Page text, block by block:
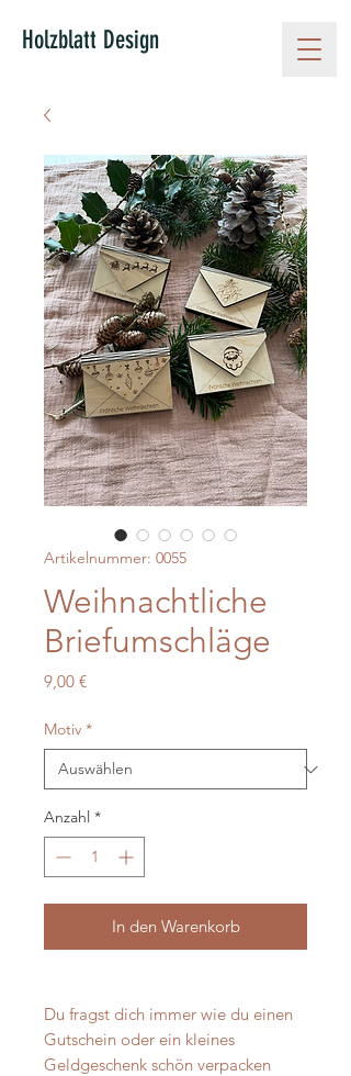
Holzblatt Design
Artikelnummer: 0055
Weihnachtliche
Briefumschläge
9,00 €Preis
Motiv *
Anzahl *
In den Warenkorb
Du fragst dich immer wie du einen
Gutschein oder ein kleines
Geldgeschenk schön verpacken